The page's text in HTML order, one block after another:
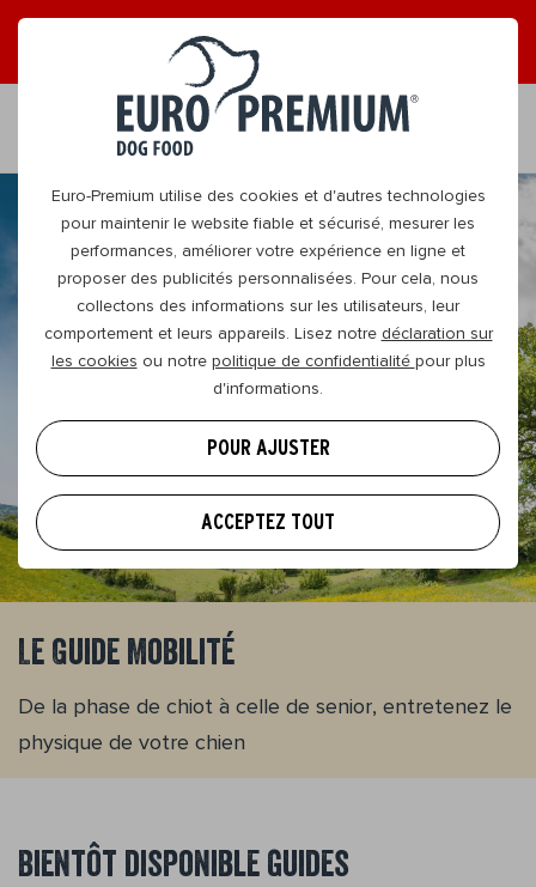
Euro-Premium utilise des cookies et d'autres technologies
pour maintenir le website fiable et sécurisé, mesurer les
performances, améliorer votre expérience en ligne et
proposer des publicités personnalisées. Pour cela, nous
collectons des informations sur les utilisateurs, leur
comportement et leurs appareils. Lisez notre déclaration sur
les cookies ou notre politique de confidentialité pour plus
d'informations.
POUR AJUSTER
ACCEPTEZ TOUT
LISEZ NOS MAGAZINES EN LIGNE GRATUITS !
FR
Le Guide Mobilité
De la phase de chiot à celle de senior, entretenez le
physique de votre chien
Bientôt disponible guides